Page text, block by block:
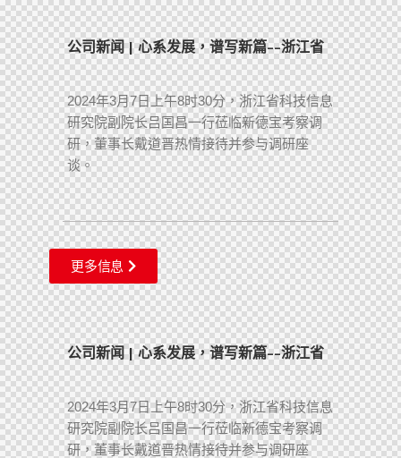
公司新闻 | 心系发展，谱写新篇--浙江省
2024年3月7日上午8时30分，浙江省科技信息
研究院副院长吕国昌一行莅临新德宝考察调
研，董事长戴道晋热情接待并参与调研座
谈。
更多信息
公司新闻 | 心系发展，谱写新篇--浙江省
2024年3月7日上午8时30分，浙江省科技信息
研究院副院长吕国昌一行莅临新德宝考察调
研，董事长戴道晋热情接待并参与调研座